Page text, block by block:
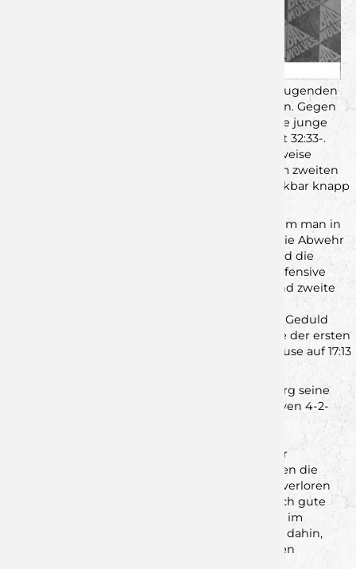
Die Jungwölfe U23 mussten nach zuletzt überzeugenden
Auftritten erstmals einen Rückschlag hinnehmen. Gegen
die erfahrene HSG Lauf/Heroldsberg unterlag die junge
Rimparer Mannschaft in eigener Halle knapp mit 32:33-.
Nach einer starken ersten Halbzeit und phasenweise
dominanten Vorstellung ließen die Jungwölfe im zweiten
Durchgang nach und musste sich am Ende denkbar knapp
Zu Beginn der Partie zeigten die Rimparer, warum man in
den letzten Wochen so stabil aufgetreten war. Die Abwehr
arbeitete aggressiv, verschob gut, und vorne fand die
Mannschaft regelmäßig Lösungen gegen die defensive
Formation der Gäste. Vor allem über die erste und zweite
Positionsangriff überzeugten die Jungwölfe mit Geduld
und klaren Aktionen. So erspielte man sich Mitte der ersten
Halbzeit einen kleinen Vorsprung, der bis zur Pause auf 17:13
Nach dem Seitenwechsel stellte Lauf/Heroldsberg seine
Abwehr um und agierte fortan mit einer offensiven 4-2-
Rückraumspieler. Damit kam die junge Rimparer
Mannschaft nur schwer zurecht. Im Angriff fanden die
Jungwölfe zunehmend weniger Lösungen und verloren
etwas die spielerische Linie. Wenn sich dann doch gute
Chancen boten, fehlte oft die letzte Konsequenz im
Abschluss. So schmolz der Vorsprung Tor um Tor dahin,
während die erfahrenen Gäste ihre Möglichkeiten